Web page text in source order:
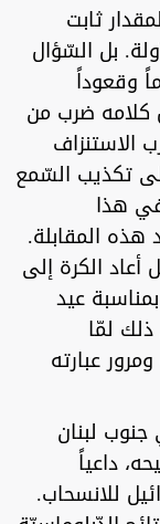
ثابت
بل السّؤال
وقعوداً
كلامه ضرب من
تكذيب السّمع
هذا
هذه المقابلة.
الكرة إلى
عيد
لمّا
عبارته
لبنان
داعياً
للانسحاب.